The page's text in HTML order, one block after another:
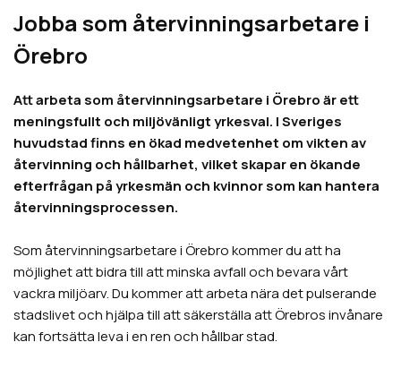
Jobba som återvinningsarbetare i
Örebro
Att arbeta som återvinningsarbetare i Örebroär ett
meningsfullt och miljövänligt yrkesval. I Sveriges
huvudstad finns en ökad medvetenhet om vikten av
återvinning och hållbarhet, vilket skapar en ökande
efterfrågan på yrkesmän och kvinnor som kan hantera
återvinningsprocessen.
Som återvinningsarbetare iÖrebrokommer du att ha
möjlighet att bidra till att minska avfall och bevara vårt
vackra miljöarv. Du kommer att arbeta nära det pulserande
stadslivet och hjälpa till att säkerställa attÖrebrosinvånare
kan fortsätta leva i en ren och hållbar stad.